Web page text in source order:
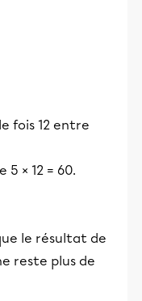
fois 12 entre
5 × 12 = 60.
le résultat de
reste plus de